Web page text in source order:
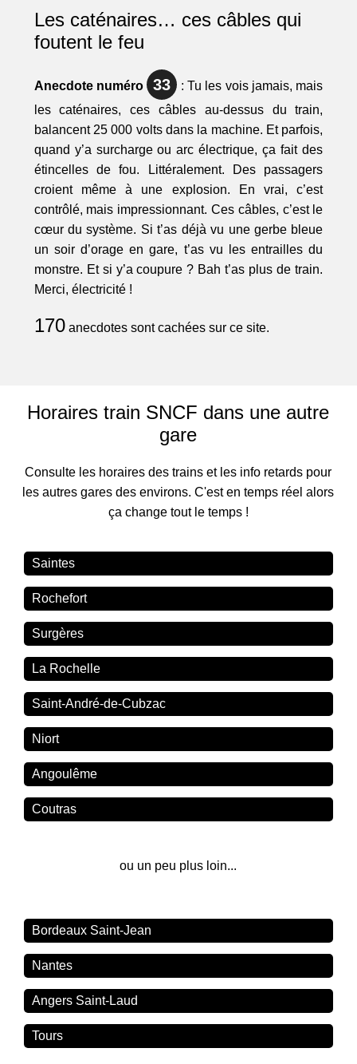
Les caténaires… ces câbles qui
foutent le feu
Anecdote numéro 33
: Tu les vois jamais, mais
les caténaires, ces câbles au-dessus du train,
balancent 25 000 volts dans la machine. Et parfois,
quand y’a surcharge ou arc électrique, ça fait des
étincelles de fou. Littéralement. Des passagers
croient même à une explosion. En vrai, c’est
contrôlé, mais impressionnant. Ces câbles, c’est le
cœur du système. Si t’as déjà vu une gerbe bleue
un soir d’orage en gare, t’as vu les entrailles du
monstre. Et si y’a coupure ? Bah t’as plus de train.
Merci, électricité !
170anecdotes sont cachées sur ce site.
Horaires train SNCF dans une autre
gare
Consulte les horaires des trains et les info retards pour
les autres gares des environs. C'est en temps réel alors
ça change tout le temps !
Saintes
Rochefort
Surgères
La Rochelle
Saint-André-de-Cubzac
Niort
Angoulême
Coutras
ou un peu plus loin...
Bordeaux Saint-Jean
Nantes
Angers Saint-Laud
Tours